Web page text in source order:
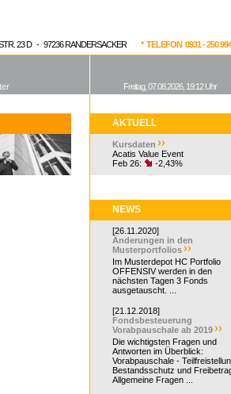
23 D - 97236 RANDERSACKER * TELEFON 0931 - 250
AKTUELL
Kursdaten
Acatis Value Event
Feb 26:
-2,43%
NEWS
[26.11.2020]
Änderungen in den
Musterportfolios
Im Musterdepot HC Portfolio
OFFENSIV werden in den
nächsten Tagen 3 Fonds
ausgetauscht. ...
[21.12.2018]
Fondsbesteuerung
Vorabpauschale ab 2019
Die wichtigsten Fragen und
Antworten im Überblick:
Vorabpauschale -
Bestandsschutz und
Allgemeine Fragen ...
Freitag, 07.08.2026, 19:12 Uhr